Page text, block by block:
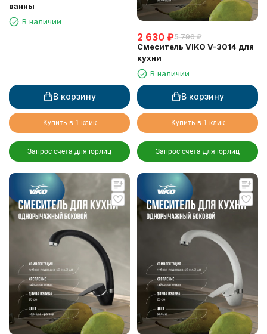
ванны
В наличии
В корзину
Купить в 1 клик
Запрос счета для юрлиц
2 630 ₽5 790 ₽
Смеситель VIKO V-3014 для
кухни
В наличии
В корзину
Купить в 1 клик
Запрос счета для юрлиц